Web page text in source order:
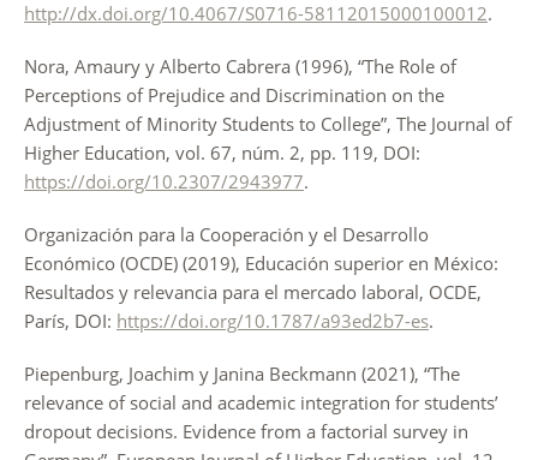
http://dx.doi.org/10.4067/S0716-58112015000100012.
Nora, Amaury y Alberto Cabrera (1996), “The Role of
Perceptions of Prejudice and Discrimination on the
Adjustment of Minority Students to College”, The Journal of
Higher Education, vol. 67, núm. 2, pp. 119, DOI:
https://doi.org/10.2307/2943977.
Organización para la Cooperación y el Desarrollo
Económico (OCDE) (2019), Educación superior en México:
Resultados y relevancia para el mercado laboral, OCDE,
París, DOI: https://doi.org/10.1787/a93ed2b7-es.
Piepenburg, Joachim y Janina Beckmann (2021), “The
relevance of social and academic integration for students’
dropout decisions. Evidence from a factorial survey in